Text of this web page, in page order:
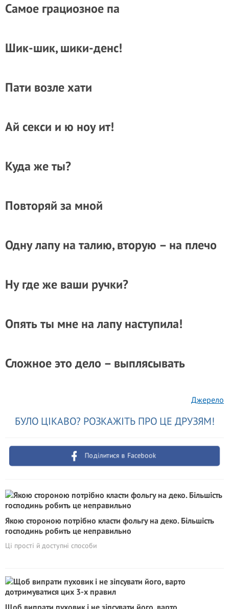
Самое грациозное па
Шик-шик, шики-денс!
Пати возле хати
Ай секси и ю ноу ит!
Куда же ты?
Повторяй за мной
Одну лапу на талию, вторую – на плечо
Ну где же ваши ручки?
Опять ты мне на лапу наступила!
Сложное это дело – выплясывать
Джерело
БУЛО ЦІКАВО? РОЗКАЖІТЬ ПРО ЦЕ ДРУЗЯМ!
Поділитися в Facebook
Якою стороною потрібно класти фольгу на деко. Більшість
господинь робить це неправильно
Ці прості й доступні способи
Щоб випрати пуховик і не зіпсувати його, варто